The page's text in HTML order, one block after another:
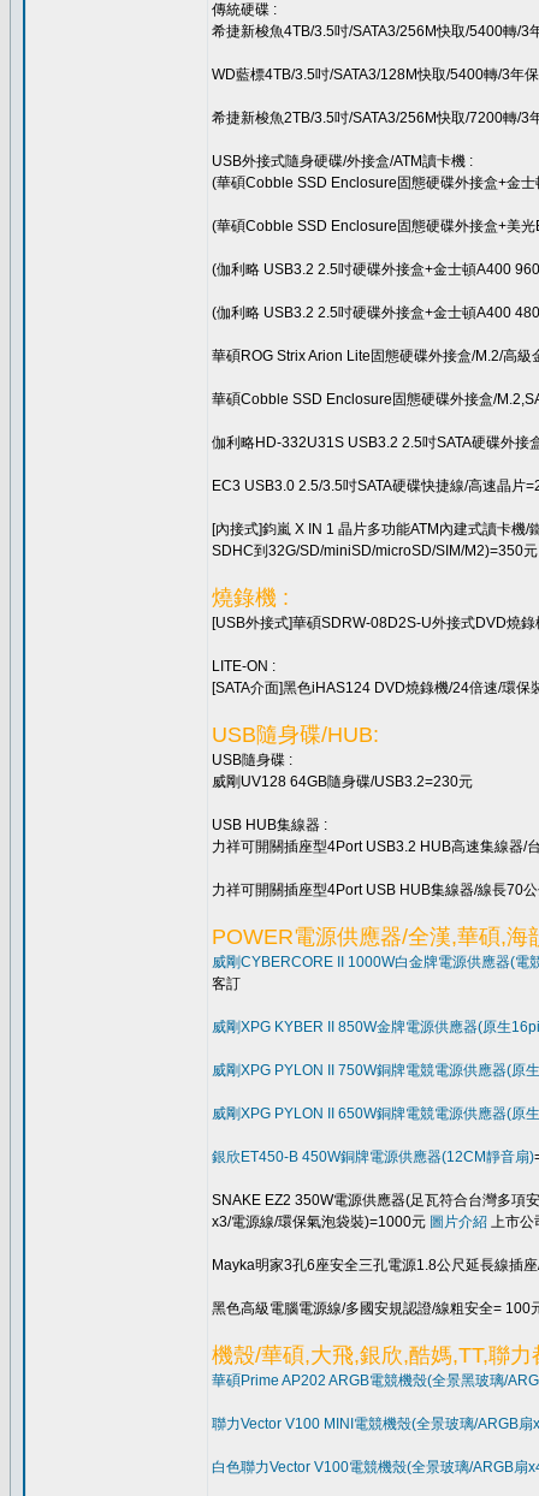
傳統硬碟 :
希捷新梭魚4TB/3.5吋/SATA3/256M快取/5400轉/
WD藍標4TB/3.5吋/SATA3/128M快取/5400轉/3年
希捷新梭魚2TB/3.5吋/SATA3/256M快取/7200轉/
USB外接式隨身硬碟/外接盒/ATM讀卡機 :
(華碩Cobble SSD Enclosure固態硬碟外接盒+金
(華碩Cobble SSD Enclosure固態硬碟外接盒+美
(伽利略 USB3.2 2.5吋硬碟外接盒+金士頓A400
(伽利略 USB3.2 2.5吋硬碟外接盒+金士頓A400
華碩ROG Strix Arion Lite固態硬碟外接盒/M.2/高
華碩Cobble SSD Enclosure固態硬碟外接盒/
伽利略HD-332U31S USB3.2 2.5吋SATA硬碟外
EC3 USB3.0 2.5/3.5吋SATA硬碟快捷線/高速晶片
[內接式]鈞嵐 X IN 1 晶片多功能ATM內建式讀卡機
SDHC到32G/SD/miniSD/microSD/SIM/M2)=350
燒錄機 :
[USB外接式]華碩SDRW-08D2S-U外接式DVD燒
LITE-ON :
[SATA介面]黑色iHAS124 DVD燒錄機/24倍速/環保
USB隨身碟/HUB:
USB隨身碟 :
威剛UV128 64GB隨身碟/USB3.2=230元
USB HUB集線器 :
力祥可開關插座型4Port USB3.2 HUB高速集線器
力祥可開關插座型4Port USB HUB集線器/線長70
POWER電源供應器/全漢,華碩,海
威剛CYBERCORE II 1000W白金牌電源供應器(
客訂
威剛XPG KYBER II 850W金牌電源供應器(原生
威剛XPG PYLON II 750W銅牌電競電源供應器(原
威剛XPG PYLON II 650W銅牌電競電源供應器(原
銀欣ET450-B 450W銅牌電源供應器(12CM靜音扇)
SNAKE EZ2 350W電源供應器(足瓦符合台灣多項
x3/電源線/環保氣泡袋裝)=1000元 圖片介紹 上市公
Mayka明家3孔6座安全三孔電源1.8公尺延長線插
黑色高級電腦電源線/多國安規認證/線粗安全= 100
機殼/華碩,大飛,銀欣,酷媽,TT,聯力
華碩Prime AP202 ARGB電競機殼(全景黑玻璃/
聯力Vector V100 MINI電競機殼(全景玻璃/ARGB
白色聯力Vector V100電競機殼(全景玻璃/ARGB扇